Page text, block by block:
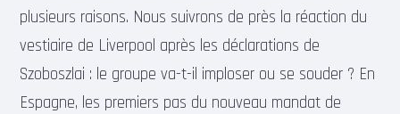
plusieurs raisons. Nous suivrons de près la réaction du
vestiaire de Liverpool après les déclarations de
Szoboszlai : le groupe va-t-il imploser ou se souder ? En
Espagne, les premiers pas du nouveau mandat de